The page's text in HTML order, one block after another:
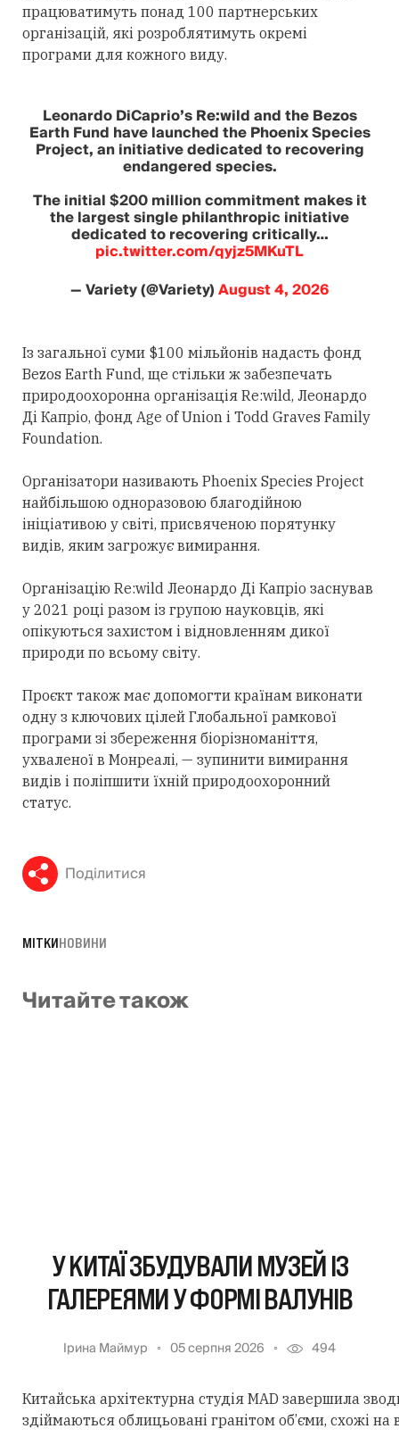
працюватимуть понад 100 партнерських
організацій, які розроблятимуть окремі
програми для кожного виду.
Leonardo DiCaprio’s Re:wild and the Bezos
Earth Fund have launched the Phoenix Species
Project, an initiative dedicated to recovering
endangered species.
The initial $200 million commitment makes it
the largest single philanthropic initiative
dedicated to recovering critically…
pic.twitter.com/qyjz5MKuTL
— Variety (@Variety)August 4, 2026
Із загальної суми $100 мільйонів надасть фонд
Bezos Earth Fund, ще стільки ж забезпечать
природоохоронна організація Re:wild, Леонардо
Ді Капріо, фонд Age of Union і Todd Graves Family
Foundation.
Організатори називають Phoenix Species Project
найбільшою одноразовою благодійною
ініціативою у світі, присвяченою порятунку
видів, яким загрожує вимирання.
Організацію Re:wild Леонардо Ді Капріо заснував
у 2021 році разом із групою науковців, які
опікуються захистом і відновленням дикої
природи по всьому світу.
Проєкт також має допомогти країнам виконати
одну з ключових цілей Глобальної рамкової
програми зі збереження біорізноманіття,
ухваленої в Монреалі, — зупинити вимирання
видів і поліпшити їхній природоохоронний
статус.
Поділитися
МІТКИНОВИНИ
Читайте також
У КИТАЇ ЗБУДУВАЛИ МУЗЕЙ ІЗ
ГАЛЕРЕЯМИ У ФОРМІ ВАЛУНІВ
Ірина Маймур 05 серпня 2026 494
Китайська архітектурна студія MAD завершила
здіймаються облицьовані гранітом об’єми, схожі